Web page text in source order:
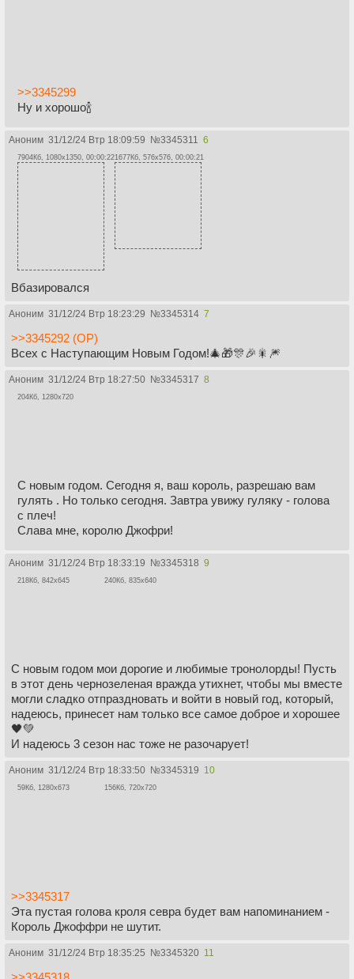
>>3345299
Ну и хорошо🍾
Аноним 31/12/24 Втр 18:09:59 №3345311 6
7904Кб, 1080x1350, 00:00:221677Кб, 576x576, 00:00:21
Вбазировался
Аноним 31/12/24 Втр 18:23:29 №3345314 7
>>3345292 (OP)
Всех с Наступающим Новым Годом!🎄🎁🎊🎉🎇🎆
Аноним 31/12/24 Втр 18:27:50 №3345317 8
204Кб, 1280x720
С новым годом. Сегодня я, ваш король, разрешаю вам
гулять . Но только сегодня. Завтра увижу гуляку - голова
с плеч!
Слава мне, королю Джофри!
Аноним 31/12/24 Втр 18:33:19 №3345318 9
218Кб, 842x645 240Кб, 835x640
С новым годом мои дорогие и любимые тронолорды! Пусть
в этот день чернозеленая вражда утихнет, чтобы мы вместе
могли сладко отпраздновать и войти в новый год, который,
надеюсь, принесет нам только все самое доброе и хорошее
🖤💚
И надеюсь 3 сезон нас тоже не разочарует!
Аноним 31/12/24 Втр 18:33:50 №3345319 10
59Кб, 1280x673 156Кб, 720x720
>>3345317
Эта пустая голова кроля севра будет вам напоминанием -
Король Джоффри не шутит.
Аноним 31/12/24 Втр 18:35:25 №3345320 11